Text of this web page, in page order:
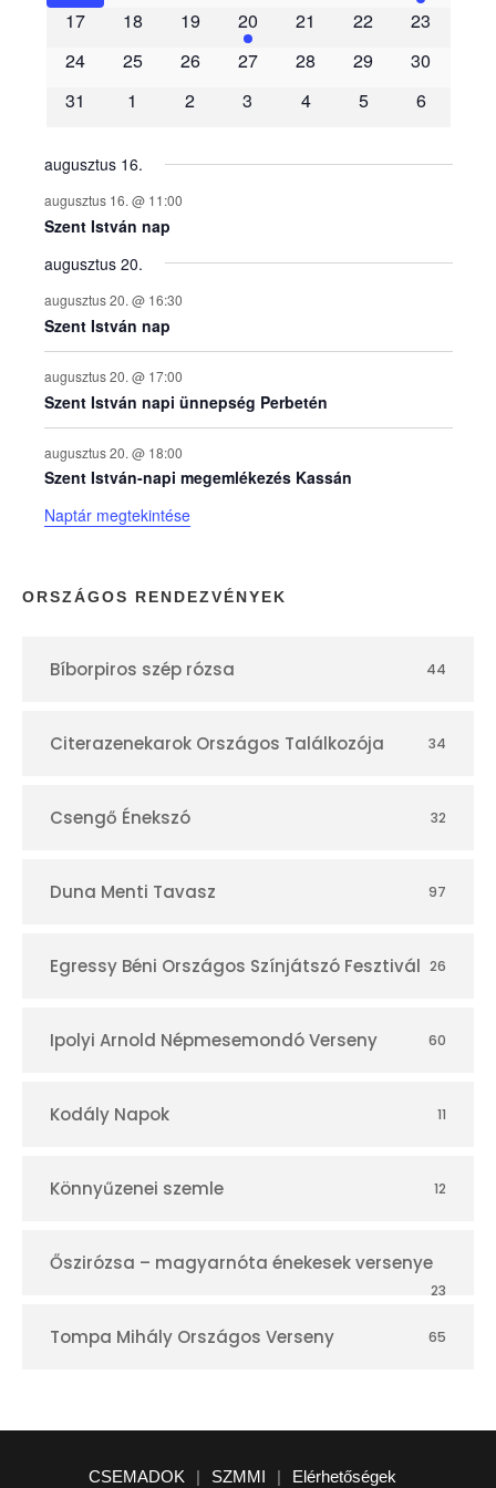
m
é
n
y
e
k
n
a
p
t
r
17
18 19 20 21 22
23
24
25 26 27 28 29
30
31
1 2 3 4 5 6
augusztus 16.
augusztus 16. @ 11:00
Szent István nap
augusztus 20.
augusztus 20. @ 16:30
Szent István nap
augusztus 20. @ 17:00
Szent István napi ünnepség Perbetén
augusztus 20. @ 18:00
Szent István-napi megemlékezés Kassán
Naptár megtekintése
ORSZÁGOS RENDEZVÉNYEK
Bíborpiros szép rózsa 44
Citerazenekarok Országos Találkozója 34
Csengő Énekszó 32
Duna Menti Tavasz 97
Egressy Béni Országos Színjátszó Fesztivál 26
Ipolyi Arnold Népmesemondó Verseny 60
Kodály Napok 11
Könnyűzenei szemle 12
Őszirózsa – magyarnóta énekesek versenye
23
Tompa Mihály Országos Verseny 65
CSEMADOK SZMMI Elérhetőségek